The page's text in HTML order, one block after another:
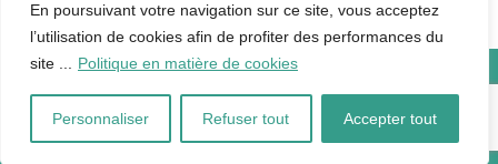
En poursuivant votre navigation sur ce site, vous acceptez
l’utilisation de cookies afin de profiter des performances du
site ...
Politique en matière de cookies
Personnaliser Refuser tout Accepter tout
Copyright © 2024 Hébergé par Qualité Informatique |
Légales